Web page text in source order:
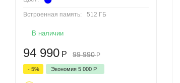
Встроенная память: 512 ГБ
В наличии
94 990 Р 99 990 Р
- 5% Экономия 5 000 Р